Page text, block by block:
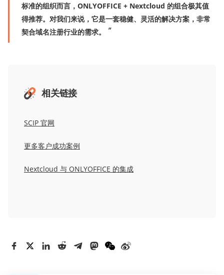
标准的组织而言，ONLYOFFICE + Nextcloud 的组合极其值
得推荐。对我们来说，它是一套稳健、灵活的解决方案，非常
契合域名注册行业的需求。
相关链接
SCIP 官网
更多客户成功案例
Nextcloud 与 ONLYOFFICE 的集成